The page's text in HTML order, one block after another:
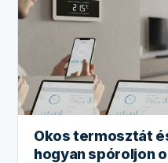
Okos termosztát
hogyan spóroljon